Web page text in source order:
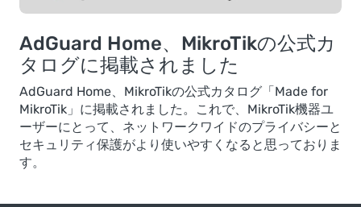
AdGuard Home、MikroTikの公式カ
タログに掲載されました
AdGuard Home、MikroTikの公式カタログ「Made for
MikroTik」に掲載されました。これで、MikroTik機器ユ
ーザーにとって、ネットワークワイドのプライバシーと
セキュリティ保護がより使いやすくなると思っておりま
す。